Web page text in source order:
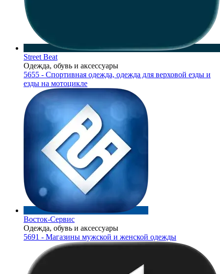
Street Beat
Одежда, обувь и аксессуары
5655 - Спортивная одежда, одежда для верховой езды и
езды на мотоцикле
Восток-Сервис
Одежда, обувь и аксессуары
5691 - Магазины мужской и женской одежды